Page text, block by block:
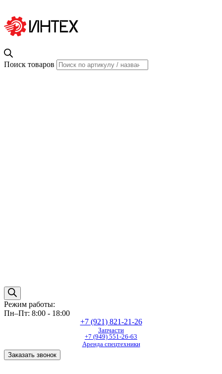
Поиск товаров
Режим работы:
Пн–Пт: 8:00 - 18:00
+7 (921) 821-21-26
Запчасти
+7 (949) 551-26-63
Аренда спецтехники
Заказать звонок